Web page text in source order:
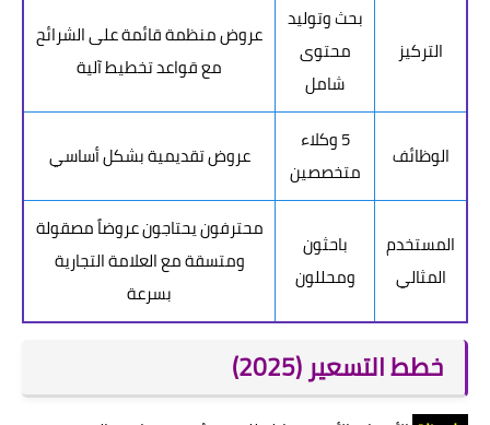
التركيز
بحث وتوليد
محتوى
شامل
عروض منظمة قائمة على الشرائح
مع قواعد تخطيط آلية
الوظائف
5 وكلاء
متخصصين
عروض تقديمية بشكل أساسي
المستخدم
المثالي
باحثون
ومحللون
محترفون يحتاجون عروضاً مصقولة
ومتسقة مع العلامة التجارية
بسرعة
خطط التسعير (2025)